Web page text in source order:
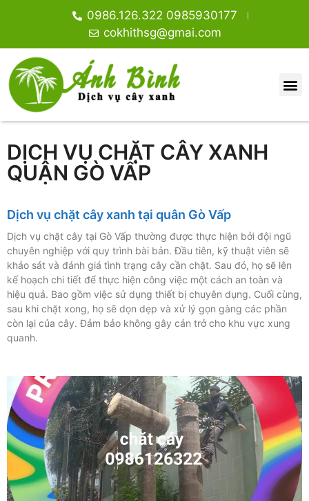
0986.126.322 0985930177
cokhithsg@gmai.com
DỊCH VỤ CHẶT CÂY XANH
QUẬN GÒ VẤP
Dịch vụ chặt cây xanh tại quân Gò Vấp
Dịch vụ chặt cây tại Gò Vấp thường được thực hiện bởi đội ngũ
chuyên nghiệp với quy trình bài bản. Đầu tiên, kỹ thuật viên sẽ
khảo sát và đánh giá tình trạng cây cần chặt. Sau đó, họ sẽ lên
kế hoạch chi tiết để thực hiện công việc một cách an toàn và
hiệu quả. Bao gồm việc sử dụng thiết bị chuyên dụng. Cuối cùng,
sau khi chặt xong, họ sẽ dọn dẹp và xử lý gọn gàng các phần
còn lại của cây. Đảm bảo không gây cản trở cho khu vực xung
quanh.